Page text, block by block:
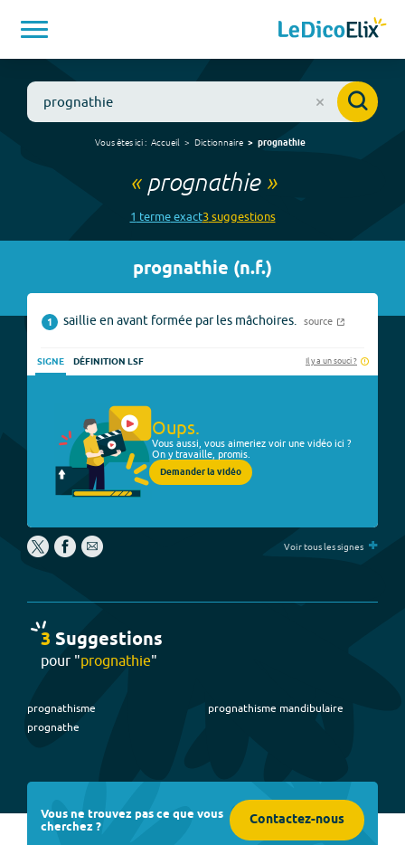
Vous êtes ici : Accueil Dictionnaire prognathie
« prognathie»
1 termeexact3suggestions
prognathie (n.f.)
1 saillie en avant formée par les mâchoires. source
SIGNE DÉFINITION LSF Il y a un souci ?
Oups.
Vous aussi, vous aimeriez voir une vidéo ici ?
On y travaille, promis.
Demander la vidéo
Voir tous les signes +
3 Suggestions
pour "prognathie"
prognathisme
prognathe
prognathisme mandibulaire
Vous ne trouvez pas ce que vous
cherchez ? Contactez-nous